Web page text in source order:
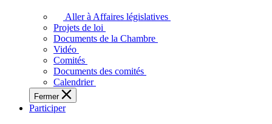
adopte
touchent
des
Ontariennes
et
Aller à Affaires législatives
Projets de loi
Documents de la Chambre
Vidéo
Comités
Documents des comités
Calendrier
Fermer
Participer